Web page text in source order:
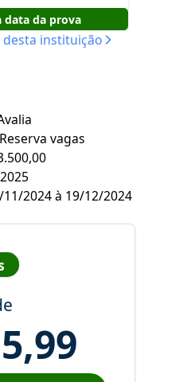
data da prova
instituição
vagas
2024 à 19/12/2024